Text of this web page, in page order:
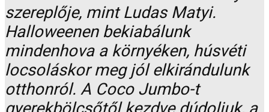
szereplője, mint Ludas Matyi.
Halloweenen bekiabálunk
mindenhova a környéken, húsvéti
locsoláskor meg jól elkirándulunk
otthonról. A Coco Jumbo-t